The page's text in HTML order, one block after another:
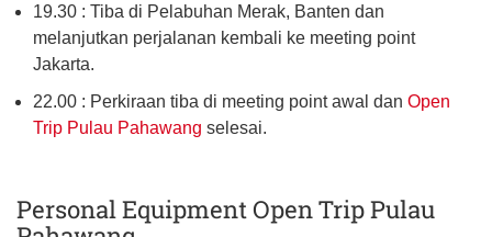
19.30 : Tiba di Pelabuhan Merak, Banten dan
melanjutkan perjalanan kembali ke meeting point
Jakarta.
22.00 : Perkiraan tiba di meeting point awal dan Open
Trip Pulau Pahawang selesai.
Personal Equipment Open Trip Pulau